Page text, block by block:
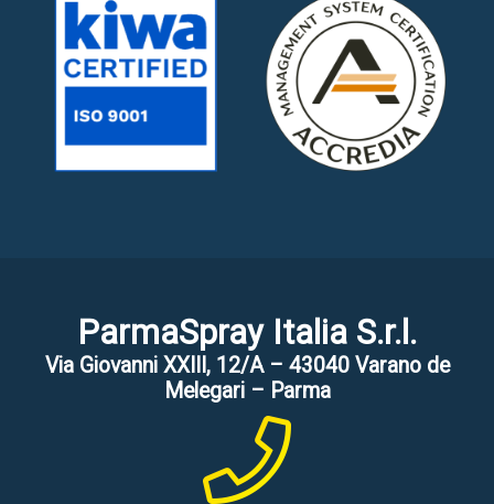
ParmaSpray Italia S.r.l.
Via Giovanni XXIII, 12/A – 43040 Varano de
Melegari – Parma